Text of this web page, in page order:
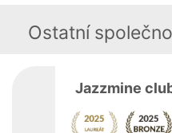
Ostatní
Jazzmine